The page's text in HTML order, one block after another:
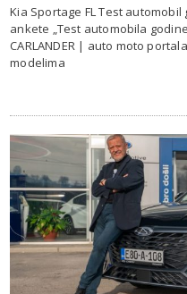
Kia Sportage FL Test
ankete „Test automobila
CARLANDER | auto moto
modelima